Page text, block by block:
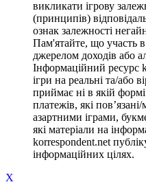
викликати ігрову
(принципів)
ознак залежності
Пам'ятайте, що участь
джерелом доходів або
Інформаційний ресурс
ігри на реальні та/або
приймає ні в якій
платежів, які
азартними іграми,
які матеріали на
korrespondent.net
інформаційних цілях.
X